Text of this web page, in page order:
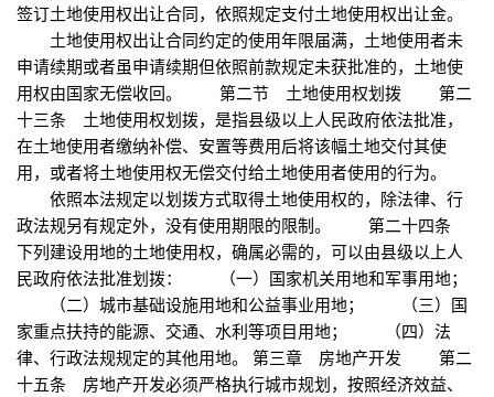
签订土地使用权出让合同，依照规定支付土地使用权出让金。
土地使用权出让合同约定的使用年限届满，土地使用者未
申请续期或者虽申请续期但依照前款规定未获批准的，土地使
用权由国家无偿收回。 第二节 土地使用权划拨 第二
十三条 土地使用权划拨，是指县级以上人民政府依法批准，
在土地使用者缴纳补偿、安置等费用后将该幅土地交付其使
用，或者将土地使用权无偿交付给土地使用者使用的行为。
依照本法规定以划拨方式取得土地使用权的，除法律、行
政法规另有规定外，没有使用期限的限制。 第二十四条
下列建设用地的土地使用权，确属必需的，可以由县级以上人
民政府依法批准划拨： （一）国家机关用地和军事用地；
（二）城市基础设施用地和公益事业用地； （三）国
家重点扶持的能源、交通、水利等项目用地； （四）法
律、行政法规规定的其他用地。 第三章 房地产开发 第二
十五条 房地产开发必须严格执行城市规划，按照经济效益、